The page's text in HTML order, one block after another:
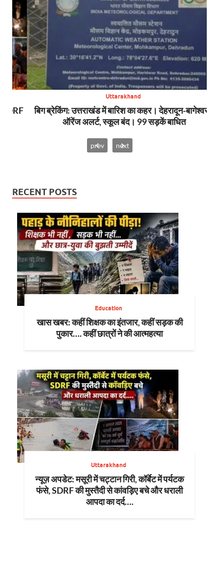
Uttarakhand
बिग ब्रेकिंग: उत्तराखंड में बारिश का कहर। देहरादून-बागेश्वर में
ऑरेंज अलर्ट, स्कूल बंद। 99 सड़कें बाधित
prev next
RECENT POSTS
Education
खास खबर: कहीं शिक्षक का इंतजार, कहीं सड़क की
पुकार…. कहीं छात्रों ने की आत्महत्या
Uttarakhand
न्यूज़ अपडेट: मसूरी में चट्टान गिरी, कॉर्बेट में पर्यटक
फंसे, SDRF की मुस्तैदी से कांवड़िए बचे और धराली
आपदा का दर्द….